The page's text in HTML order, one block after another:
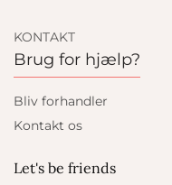
KONTAKT
Brug for hjælp?
Bliv forhandler
Kontakt os
Let's be friends